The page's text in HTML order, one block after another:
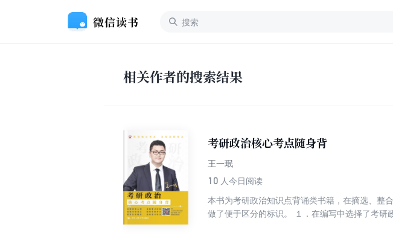
相关作者的搜索结果
考研政治核心考点随身背
王一珉
10 人今日阅读
本书为考研政治知识点背诵类书籍，在摘选、整
做了便于区分的标识。 １．在编写中选择了考研